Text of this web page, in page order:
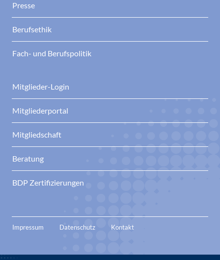
Presse
Berufsethik
Fach- und Berufspolitik
Mitglieder-Login
Mitgliederportal
Mitgliedschaft
Beratung
BDP Zertifizierungen
Impressum Datenschutz Kontakt